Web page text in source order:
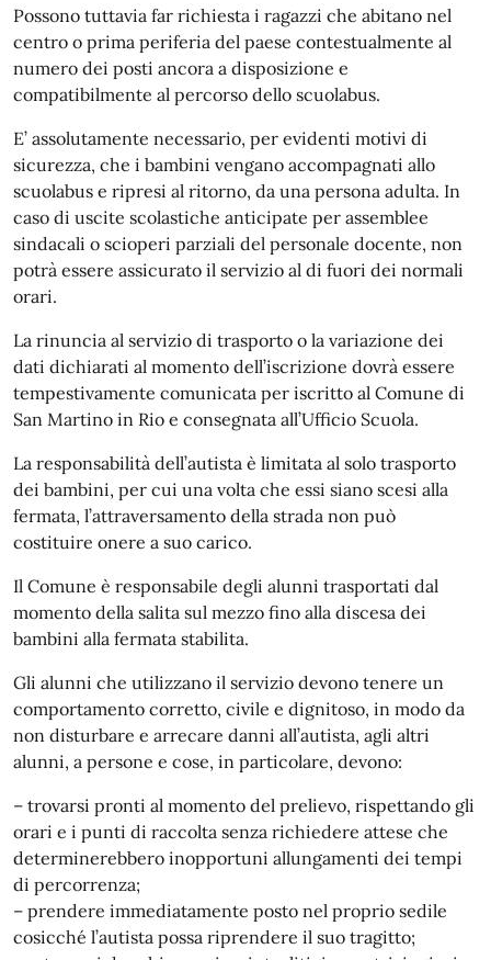
Possono tuttavia far richiesta i ragazzi che abitano nel
centro o prima periferia del paese contestualmente al
numero dei posti ancora a disposizione e
compatibilmente al percorso dello scuolabus.
E’ assolutamente necessario, per evidenti motivi di
sicurezza, che i bambini vengano accompagnati allo
scuolabus e ripresi al ritorno, da una persona adulta. In
caso di uscite scolastiche anticipate per assemblee
sindacali o scioperi parziali del personale docente, non
potrà essere assicurato il servizio al di fuori dei normali
orari.
La rinuncia al servizio di trasporto o la variazione dei
dati dichiarati al momento dell’iscrizione dovrà essere
tempestivamente comunicata per iscritto al Comune di
San Martino in Rio e consegnata all’Ufficio Scuola.
La responsabilità dell’autista è limitata al solo trasporto
dei bambini, per cui una volta che essi siano scesi alla
fermata, l’attraversamento della strada non può
costituire onere a suo carico.
Il Comune è responsabile degli alunni trasportati dal
momento della salita sul mezzo fino alla discesa dei
bambini alla fermata stabilita.
Gli alunni che utilizzano il servizio devono tenere un
comportamento corretto, civile e dignitoso, in modo da
non disturbare e arrecare danni all’autista, agli altri
alunni, a persone e cose, in particolare, devono:
– trovarsi pronti al momento del prelievo, rispettando gli
orari e i punti di raccolta senza richiedere attese che
determinerebbero inopportuni allungamenti dei tempi
di percorrenza;
– prendere immediatamente posto nel proprio sedile
cosicché l’autista possa riprendere il suo tragitto;